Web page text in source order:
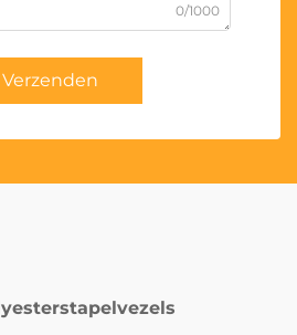
0/1000
Verzenden